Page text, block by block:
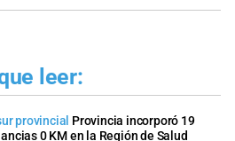
leer:
provincial Provincia incorporó 19
0 KM en la Región de Salud